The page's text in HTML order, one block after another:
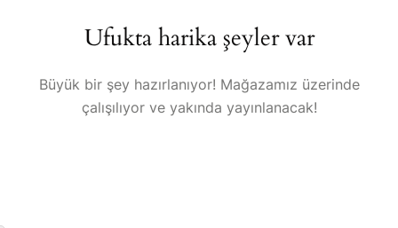
Ufukta harika şeyler var
Büyük bir şey hazırlanıyor! Mağazamız üzerinde
çalışılıyor ve yakında yayınlanacak!